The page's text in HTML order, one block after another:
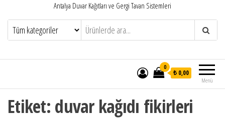
Antalya Duvar Kağıtları ve Gergi Tavan Sistemleri
Menü
0
₺ 0,00
Etiket: duvar kağıdı fikirleri